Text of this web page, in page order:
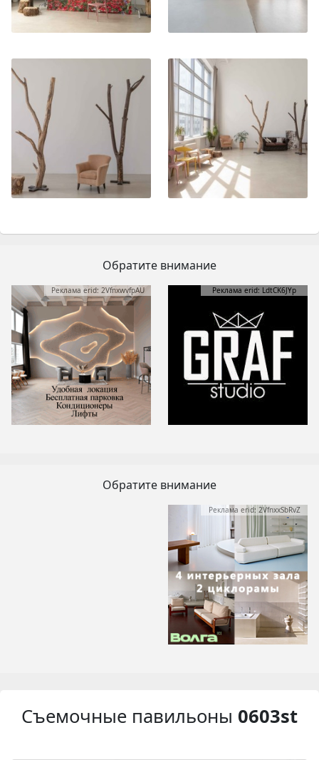
Обратите внимание
Реклама erid: 2VfnxwvfpAU Реклама erid: LdtCK6JYp
Обратите внимание
Реклама erid: 2VfnxxSbRvZ
Съемочные павильоны 0603st